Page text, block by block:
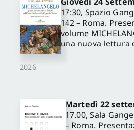
2026
17:30, Spazio
142 – Roma.
volume
una nuova lettura
Martedì 22
17.00, Sala
– Roma.